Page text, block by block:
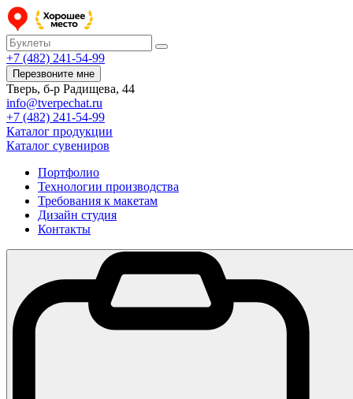
+7 (482) 241-54-99
Перезвоните мне
Тверь, б-р Радищева, 44
info@tverpechat.ru
+7 (482) 241-54-99
Каталог продукции
Каталог сувениров
Портфолио
Технологии производства
Требования к макетам
Дизайн студия
Контакты